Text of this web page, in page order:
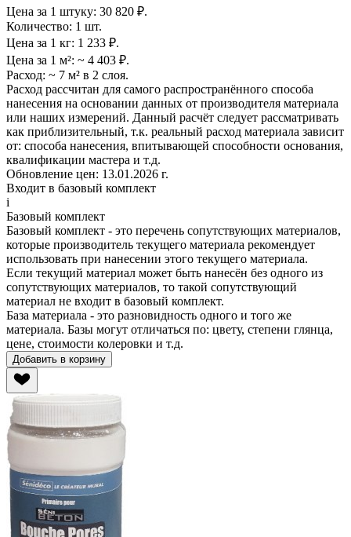
Цена за 1 штуку: 30 820 ₽.
Количество: 1 шт.
Цена за 1 кг: 1 233 ₽.
Цена за 1 м²: ~ 4 403 ₽.
Расход: ~ 7 м² в 2 слоя.
Расход рассчитан для самого распространённого способа
нанесения на основании данных от производителя материала
или наших измерений. Данный расчёт следует рассматривать
как приблизительный, т.к. реальный расход материала зависит
от: способа нанесения, впитывающей способности основания,
квалификации мастера и т.д.
Обновление цен: 13.01.2026 г.
Входит в базовый комплект
i
Базовый комплект
Базовый комплект - это перечень сопутствующих материалов,
которые производитель текущего материала рекомендует
использовать при нанесении этого текущего материала.
Если текущий материал может быть нанесён без одного из
сопутствующих материалов, то такой сопутствующий
материал не входит в базовый комплект.
База материала - это разновидность одного и того же
материала. Базы могут отличаться по: цвету, степени глянца,
цене, стоимости колеровки и т.д.
Добавить в корзину